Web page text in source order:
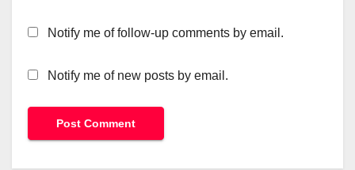
Notify me of follow-up comments by email.
Notify me of new posts by email.